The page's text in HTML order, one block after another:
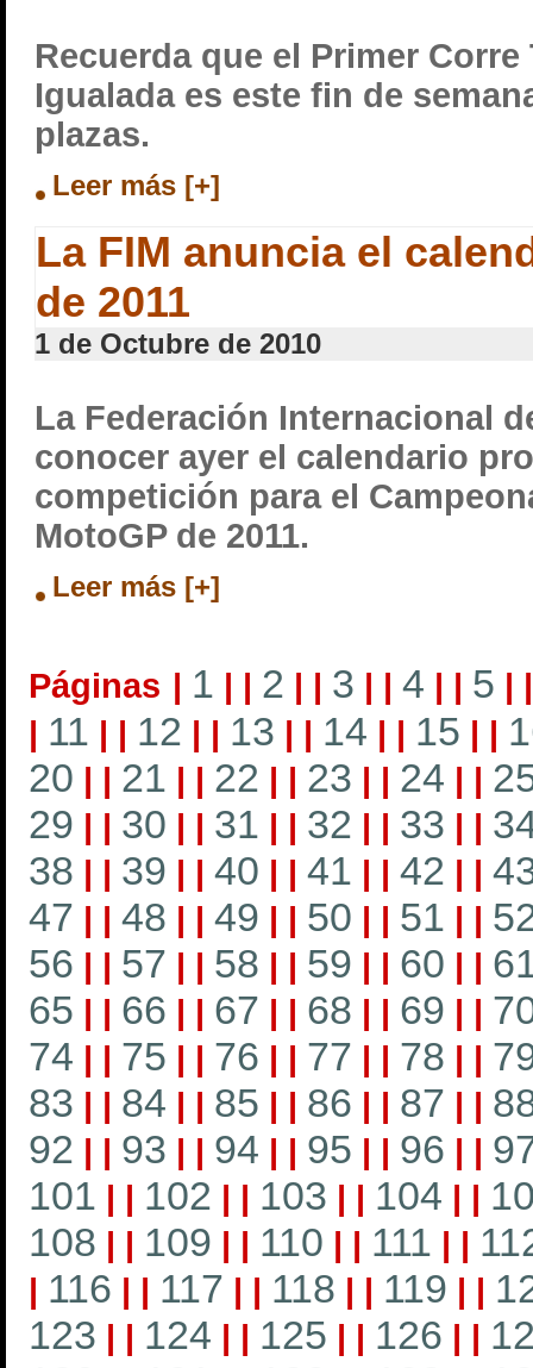
Recuerda que el Primer Corre
Igualada es este fin de
plazas.
Leer más [+]
La FIM anuncia el
de 2011
1 de Octubre de 2010
La Federación Internacional
conocer ayer el calendario
competición para el
MotoGP de 2011.
Leer más [+]
Páginas | 1 | | 2 | | 3 | | 4 | | 5 |
| 11 | | 12 | | 13 | | 14 | | 15 | |
20 | | 21 | | 22 | | 23 | | 24 | |
29 | | 30 | | 31 | | 32 | | 33 | |
38 | | 39 | | 40 | | 41 | | 42 | |
47 | | 48 | | 49 | | 50 | | 51 | |
56 | | 57 | | 58 | | 59 | | 60 | |
65 | | 66 | | 67 | | 68 | | 69 | |
74 | | 75 | | 76 | | 77 | | 78 | |
83 | | 84 | | 85 | | 86 | | 87 | |
92 | | 93 | | 94 | | 95 | | 96 | |
101 | | 102 | | 103 | | 104 | |
108 | | 109 | | 110 | | 111 | |
| 116 | | 117 | | 118 | | 119 | |
123 | | 124 | | 125 | | 126 | |